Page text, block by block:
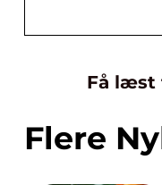
Få læst
Flere